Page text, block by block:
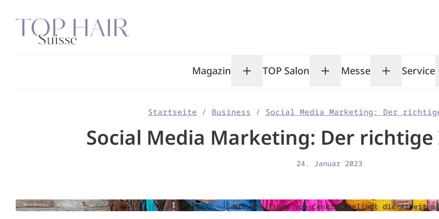
Inhalt
springen
Magazin Toggle Magazin submenu
TOP Salon Toggle TOP Salon
Messe ToggleService
Startseite / Business / Social Media Marketing: Der
Social Media Marketing: Der
24. Januar 2023
Mit den Tipps von Cenkinz gelingt die Arbeit